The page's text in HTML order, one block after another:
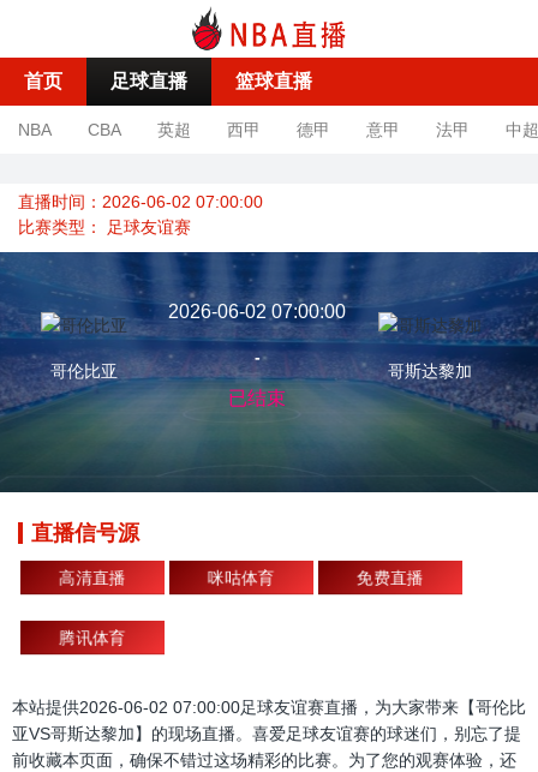
首页 足球直播 篮球直播
NBA CBA 英超 西甲 德甲 意甲 法甲 中超
直播时间：2026-06-02 07:00:00
比赛类型： 足球友谊赛
哥伦比亚
2026-06-02 07:00:00
-
已结束
哥斯达黎加
直播信号源
高清直播 咪咕体育 免费直播
腾讯体育
本站提供2026-06-02 07:00:00足球友谊赛直播，为大家带来【哥伦比
亚VS哥斯达黎加】的现场直播。喜爱足球友谊赛的球迷们，别忘了提
前收藏本页面，确保不错过这场精彩的比赛。为了您的观赛体验，还